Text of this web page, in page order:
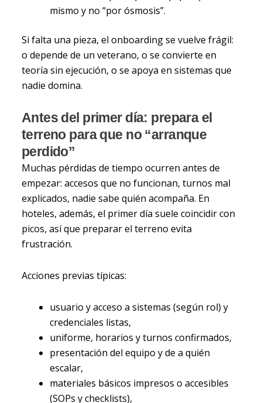
mismo y no “por ósmosis”.
Si falta una pieza, el onboarding se vuelve frágil:
o depende de un veterano, o se convierte en
teoría sin ejecución, o se apoya en sistemas que
nadie domina.
Antes del primer día: prepara el
terreno para que no “arranque
perdido”
Muchas pérdidas de tiempo ocurren antes de
empezar: accesos que no funcionan, turnos mal
explicados, nadie sabe quién acompaña. En
hoteles, además, el primer día suele coincidir con
picos, así que preparar el terreno evita
frustración.
Acciones previas típicas:
usuario y acceso a sistemas (según rol) y
credenciales listas,
uniforme, horarios y turnos confirmados,
presentación del equipo y de a quién
escalar,
materiales básicos impresos o accesibles
(SOPs y checklists),